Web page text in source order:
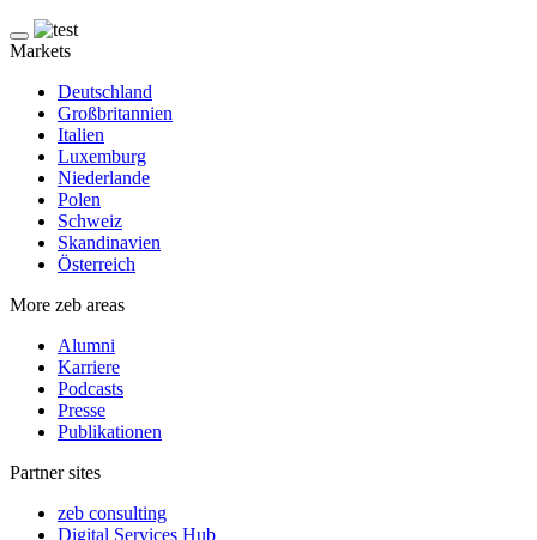
Markets
Deutschland
Großbritannien
Italien
Luxemburg
Niederlande
Polen
Schweiz
Skandinavien
Österreich
More zeb areas
Alumni
Karriere
Podcasts
Presse
Publikationen
Partner sites
zeb consulting
Digital Services Hub